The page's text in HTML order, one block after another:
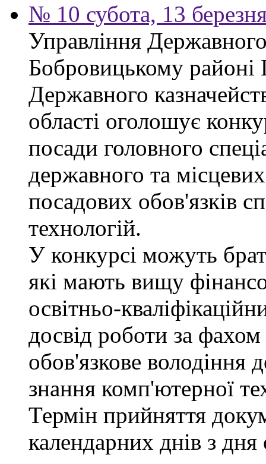
№ 10 субота, 13
Управління
Бобровицькому районі
Державного
області оголошує
посади головного
державного та
посадових обов'язків
технологій.
У конкурсі можуть
які мають вищу
освітньо-
досвід роботи за
обов'язкове
знання комп'ютерної
Термін прийняття
календарних днів з